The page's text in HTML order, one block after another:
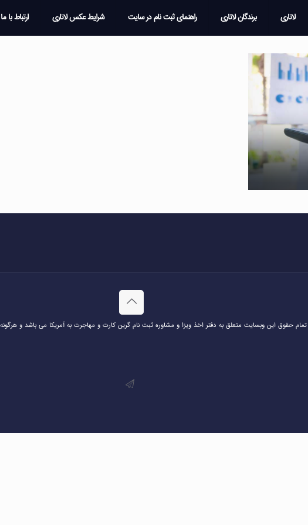
لاتاری برندگان لاتاری راهنمای ثبت نام در سایت شرایط عکس لاتاری ارتباط با ما